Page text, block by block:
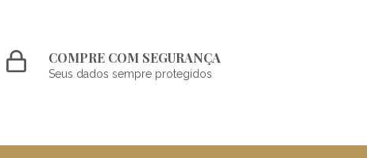
COMPRE COM SEGURANÇA
Seus dados sempre protegidos